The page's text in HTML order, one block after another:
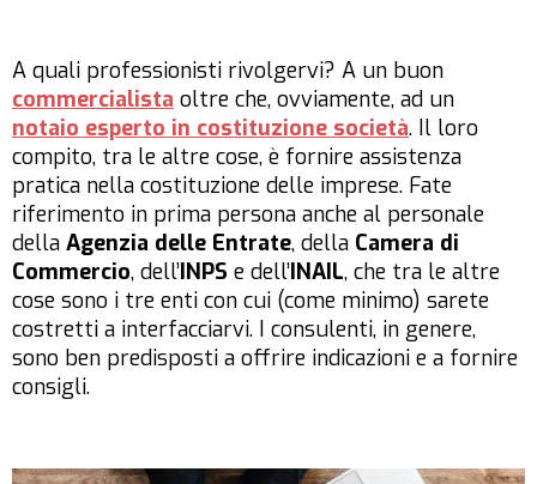
A quali professionisti rivolgervi? A un buon
commercialista oltre che, ovviamente, ad un
notaio esperto in costituzione società. Il loro
compito, tra le altre cose, è fornire assistenza
pratica nella costituzione delle imprese. Fate
riferimento in prima persona anche al personale
della Agenzia delle Entrate, della Camera di
Commercio, dell’INPS e dell’INAIL, che tra le altre
cose sono i tre enti con cui (come minimo) sarete
costretti a interfacciarvi. I consulenti, in genere,
sono ben predisposti a offrire indicazioni e a fornire
consigli.